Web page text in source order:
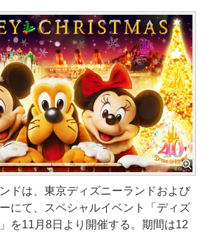
ドは、東京ディズニーランドおよび
にて、スペシャルイベント「ディズ
を11月8日より開催する。期間は12